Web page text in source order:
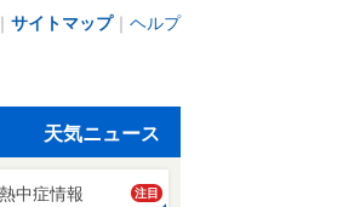
サイトマップ｜ ヘルプ
天気ニュース
熱中症情報 注目